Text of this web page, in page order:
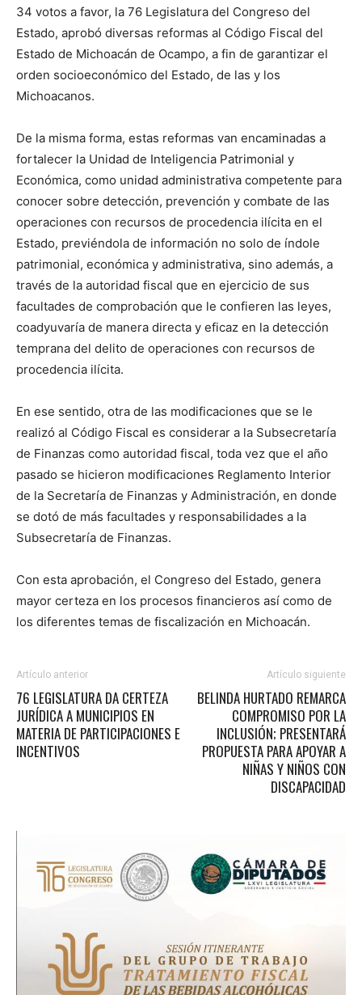
34 votos a favor, la 76 Legislatura del Congreso del
Estado, aprobó diversas reformas al Código Fiscal del
Estado de Michoacán de Ocampo, a fin de garantizar el
orden socioeconómico del Estado, de las y los
Michoacanos.
De la misma forma, estas reformas van encaminadas a
fortalecer la Unidad de Inteligencia Patrimonial y
Económica, como unidad administrativa competente para
conocer sobre detección, prevención y combate de las
operaciones con recursos de procedencia ilícita en el
Estado, previéndola de información no solo de índole
patrimonial, económica y administrativa, sino además, a
través de la autoridad fiscal que en ejercicio de sus
facultades de comprobación que le confieren las leyes,
coadyuvaría de manera directa y eficaz en la detección
temprana del delito de operaciones con recursos de
procedencia ilícita.
En ese sentido, otra de las modificaciones que se le
realizó al Código Fiscal es considerar a la Subsecretaría
de Finanzas como autoridad fiscal, toda vez que el año
pasado se hicieron modificaciones Reglamento Interior
de la Secretaría de Finanzas y Administración, en donde
se dotó de más facultades y responsabilidades a la
Subsecretaría de Finanzas.
Con esta aprobación, el Congreso del Estado, genera
mayor certeza en los procesos financieros así como de
los diferentes temas de fiscalización en Michoacán.
Artículo anterior
76 LEGISLATURA DA CERTEZA
JURÍDICA A MUNICIPIOS EN
MATERIA DE PARTICIPACIONES E
INCENTIVOS
Artículo siguiente
BELINDA HURTADO REMARCA
COMPROMISO POR LA
INCLUSIÓN; PRESENTARÁ
PROPUESTA PARA APOYAR A
NIÑAS Y NIÑOS CON
DISCAPACIDAD